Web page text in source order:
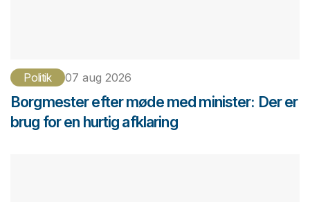
Politik 07 aug 2026
Borgmester efter møde med minister: Der er
brug for en hurtig afklaring